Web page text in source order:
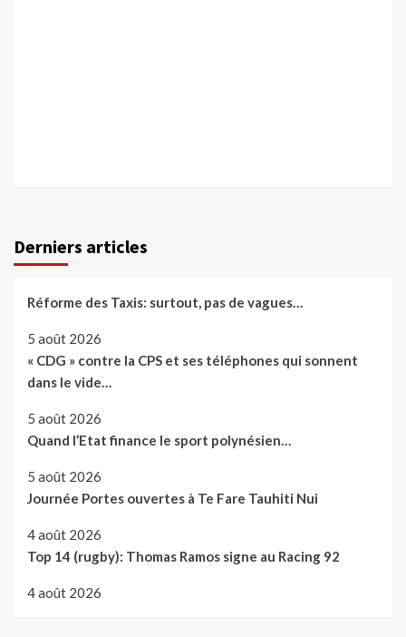
Derniers articles
Réforme des Taxis: surtout, pas de vagues…
5 août 2026
« CDG » contre la CPS et ses téléphones qui sonnent
dans le vide…
5 août 2026
Quand l’Etat finance le sport polynésien…
5 août 2026
Journée Portes ouvertes à Te Fare Tauhiti Nui
4 août 2026
Top 14 (rugby): Thomas Ramos signe au Racing 92
4 août 2026